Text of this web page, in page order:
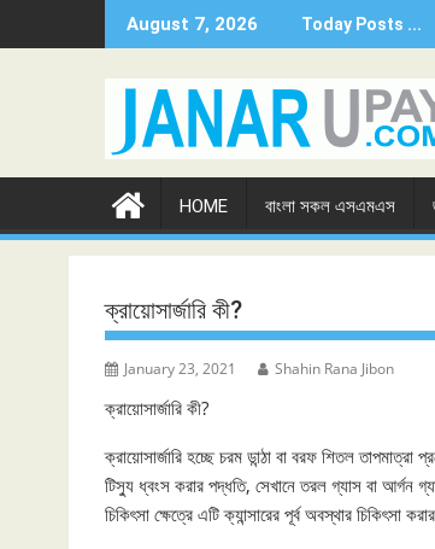
to
August 7, 2026 Today Posts ...
HOME বাংলা সকল এসএমএস
ক্রায়োসার্জারি কী?
January 23, 2021 Shahin Rana Jibon
ক্রায়োসার্জারি কী?
ক্রায়োসার্জারি হচ্ছে চরম ডান্ঠা বা বরফ শিতল
টিস্যু ধ্বংস করার পদ্ধতি, সেখানে তরল গ্যাস বা আর্গন
চিকিৎসা ক্ষেত্রে এটি ক্যান্সারের পূর্ব অবস্থার চিকিৎসা